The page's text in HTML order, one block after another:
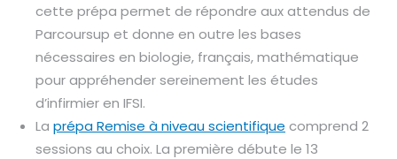
cette prépa permet de répondre aux attendus de
Parcoursup et donne en outre les bases
nécessaires en biologie, français, mathématique
pour appréhender sereinement les études
d’infirmier en IFSI.
La prépa Remise à niveau scientifique comprend 2
sessions au choix. La première débute le 13